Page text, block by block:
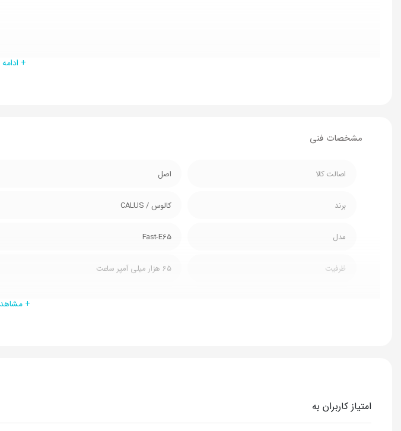
+
مشخصات فنی
اصالت کالا اصل
برند کالوس / CALUS
مدل Fast-E65
ظرفیت 65 هزار میلی آمپر ساعت
تعداد کابل سرخود 4 عدد
+
امتیاز کاربران به